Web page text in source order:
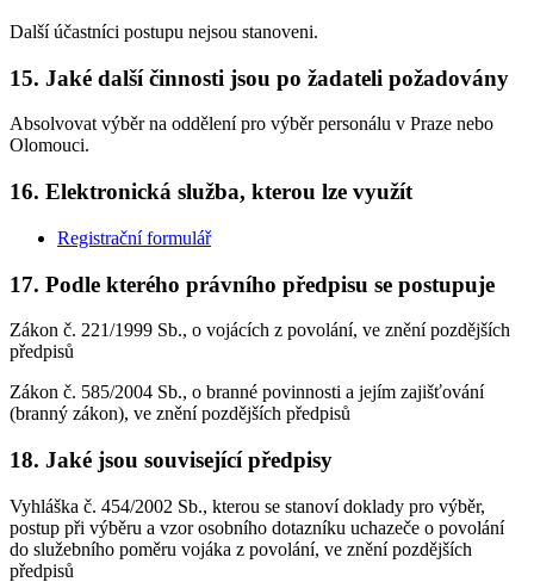
Další účastníci postupu nejsou stanoveni.
15. Jaké další činnosti jsou po žadateli požadovány
Absolvovat výběr na oddělení pro výběr personálu v Praze nebo
Olomouci.
16. Elektronická služba, kterou lze využít
Registrační formulář
17. Podle kterého právního předpisu se postupuje
Zákon č. 221/1999 Sb., o vojácích z povolání, ve znění pozdějších
předpisů
Zákon č. 585/2004 Sb., o branné povinnosti a jejím zajišťování
(branný zákon), ve znění pozdějších předpisů
18. Jaké jsou související předpisy
Vyhláška č. 454/2002 Sb., kterou se stanoví doklady pro výběr,
postup při výběru a vzor osobního dotazníku uchazeče o povolání
do služebního poměru vojáka z povolání, ve znění pozdějších
předpisů